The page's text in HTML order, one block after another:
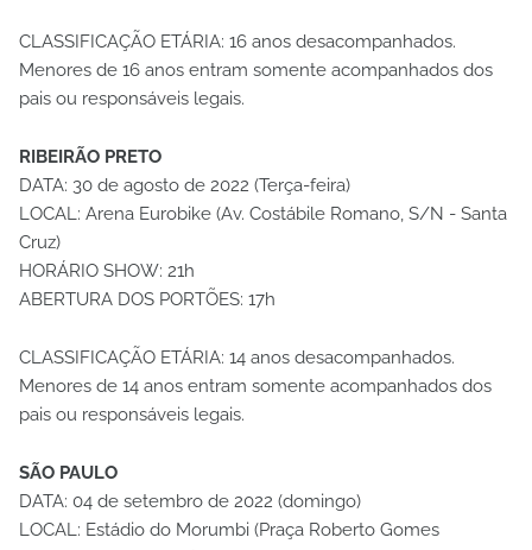
CLASSIFICAÇÃO ETÁRIA: 16 anos desacompanhados.
Menores de 16 anos entram somente acompanhados dos
pais ou responsáveis legais.
RIBEIRÃO PRETO
DATA: 30 de agosto de 2022 (Terça-feira)
LOCAL: Arena Eurobike (Av. Costábile Romano, S/N - Santa
Cruz)
HORÁRIO SHOW: 21h
ABERTURA DOS PORTÕES: 17h
CLASSIFICAÇÃO ETÁRIA: 14 anos desacompanhados.
Menores de 14 anos entram somente acompanhados dos
pais ou responsáveis legais.
SÃO PAULO
DATA: 04 de setembro de 2022 (domingo)
LOCAL: Estádio do Morumbi (Praça Roberto Gomes